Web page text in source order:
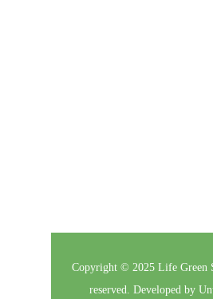
Copyright © 2025 Life Green
reserved. Developed by